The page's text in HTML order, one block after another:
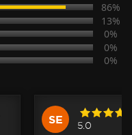
86%
13%
0%
0%
0%
SE 5.0